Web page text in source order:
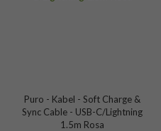
Puro - Kabel - Soft Charge &
Sync Cable - USB-C/Lightning
1.5m Rosa